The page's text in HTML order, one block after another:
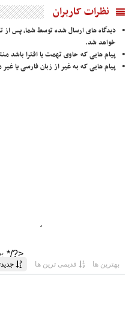
نظرات کاربران
دیدگاه های ارسال شده توسط شما، پس
خواهد شد.
پیام هایی که حاوی تهمت یا افترا باشد
پیام هایی که به غیر از زبان فارسی یا